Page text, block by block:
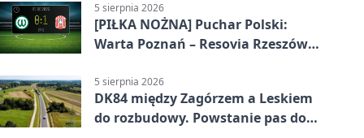
5 sierpnia 2026
[PIŁKA NOŻNA] Puchar Polski:
Warta Poznań – Resovia Rzeszów
pierwszoligowca
5 sierpnia 2026
DK84 między Zagórzem a Leskiem
do rozbudowy. Powstanie pas do